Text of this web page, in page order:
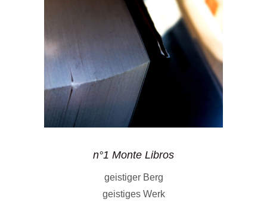
n°1 Monte Libros
geistiger Berg
geistiges Werk